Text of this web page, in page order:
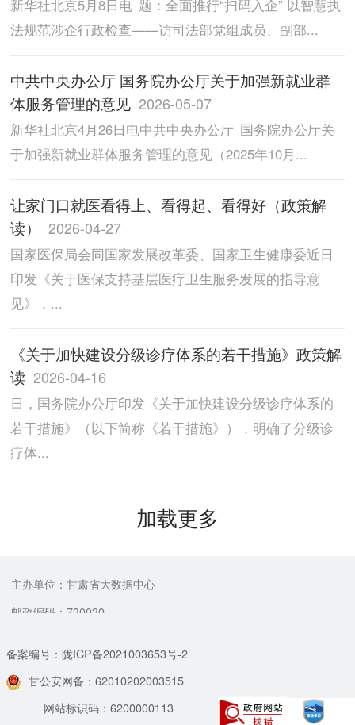
新华社北京5月8日电 题：全面推行“扫码入企” 以智慧执
法规范涉企行政检查——访司法部党组成员、副部...
中共中央办公厅 国务院办公厅关于加强新就业群
体服务管理的意见 2026-05-07
新华社北京4月26日电中共中央办公厅 国务院办公厅关
于加强新就业群体服务管理的意见（2025年10月...
让家门口就医看得上、看得起、看得好（政策解
读）
2026-04-27
国家医保局会同国家发展改革委、国家卫生健康委近日
印发《关于医保支持基层医疗卫生服务发展的指导意
见》，...
《关于加快建设分级诊疗体系的若干措施》政策解
读 2026-04-16
日，国务院办公厅印发《关于加快建设分级诊疗体系的
若干措施》（以下简称《若干措施》），明确了分级诊
疗体...
加载更多
主办单位：甘肃省大数据中心
邮政编码：730030
备案编号：陇ICP备2021003653号-2
甘公安网备：62010202003515
网站标识码：6200000113